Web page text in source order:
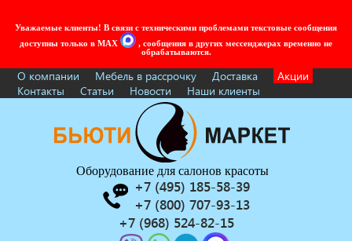
Уважаемые клиенты! В связи с техническими проблемами текстовые сообщения
доступны только в MAX
, сообщения в других мессенджерах временно не
обрабатываются.
О компании Мебель в рассрочку Доставка
Акции
Контакты
Статьи Новости Наши клиенты
Оборудование для салонов красоты
+7 (495) 185-58-39
+7 (800) 707-93-13
+7 (968) 524-82-15